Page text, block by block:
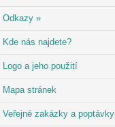
Odkazy »
Kde nás najdete?
Logo a jeho použití
Mapa stránek
Veřejné zakázky a poptávky